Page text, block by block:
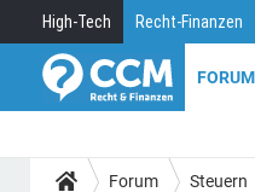
High-Tech Recht-Finanzen
FORUM
Forum Steuern